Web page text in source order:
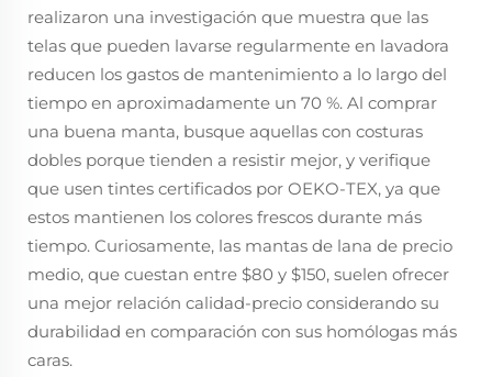
realizaron una investigación que muestra que las
telas que pueden lavarse regularmente en lavadora
reducen los gastos de mantenimiento a lo largo del
tiempo en aproximadamente un 70 %. Al comprar
una buena manta, busque aquellas con costuras
dobles porque tienden a resistir mejor, y verifique
que usen tintes certificados por OEKO-TEX, ya que
estos mantienen los colores frescos durante más
tiempo. Curiosamente, las mantas de lana de precio
medio, que cuestan entre $80 y $150, suelen ofrecer
una mejor relación calidad-precio considerando su
durabilidad en comparación con sus homólogas más
caras.